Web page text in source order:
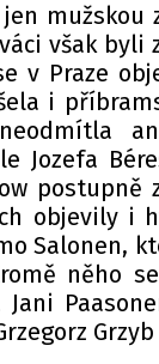
však byli
v Praze
i
Jozefa
objevily i
Salonen,
něho